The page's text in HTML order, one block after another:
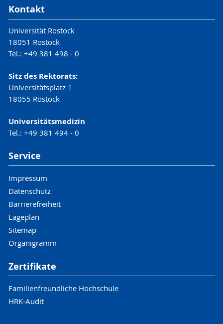
Kontakt
Universität Rostock
18051 Rostock
Tel.: +49 381 498 - 0
Sitz des Rektorats:
Universitätsplatz 1
18055 Rostock
Universitätsmedizin
Tel.: +49 381 494 - 0
Service
Impressum
Datenschutz
Barrierefreiheit
Lageplan
Sitemap
Organigramm
Zertifikate
Familienfreundliche Hochschule
HRK-Audit